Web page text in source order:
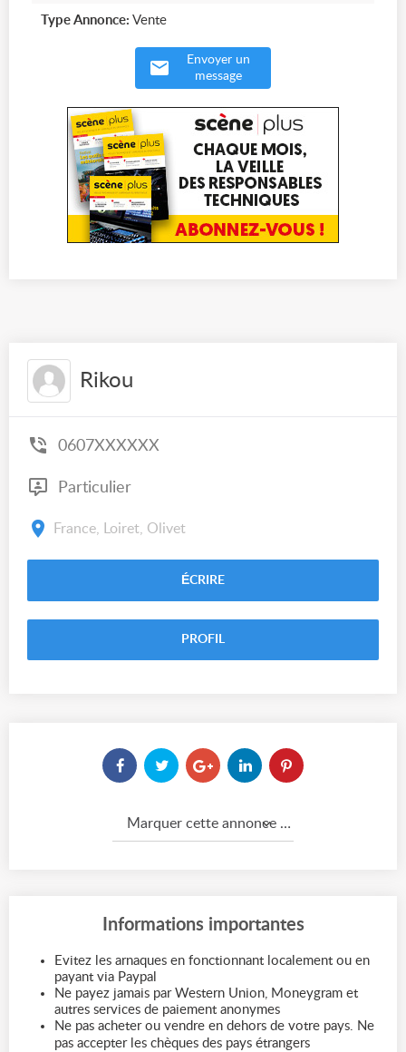
Type Annonce: Vente
Envoyer un
message
Rikou
0607XXXXXX
Particulier
France, Loiret, Olivet
ÉCRIRE
PROFIL
Marquer cette annonce comme...
Informations importantes
Evitez les arnaques en fonctionnant localement ou en
payant via Paypal
Ne payez jamais par Western Union, Moneygram et
autres services de paiement anonymes
Ne pas acheter ou vendre en dehors de votre pays. Ne
pas accepter les chèques des pays étrangers